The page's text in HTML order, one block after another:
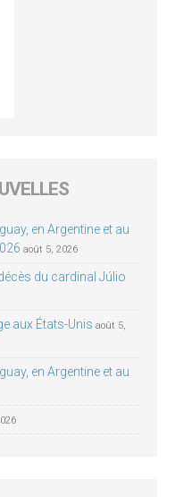
en Argentine et au
août 5, 2026
du cardinal Júlio
aux États-Unis août 5,
en Argentine et au